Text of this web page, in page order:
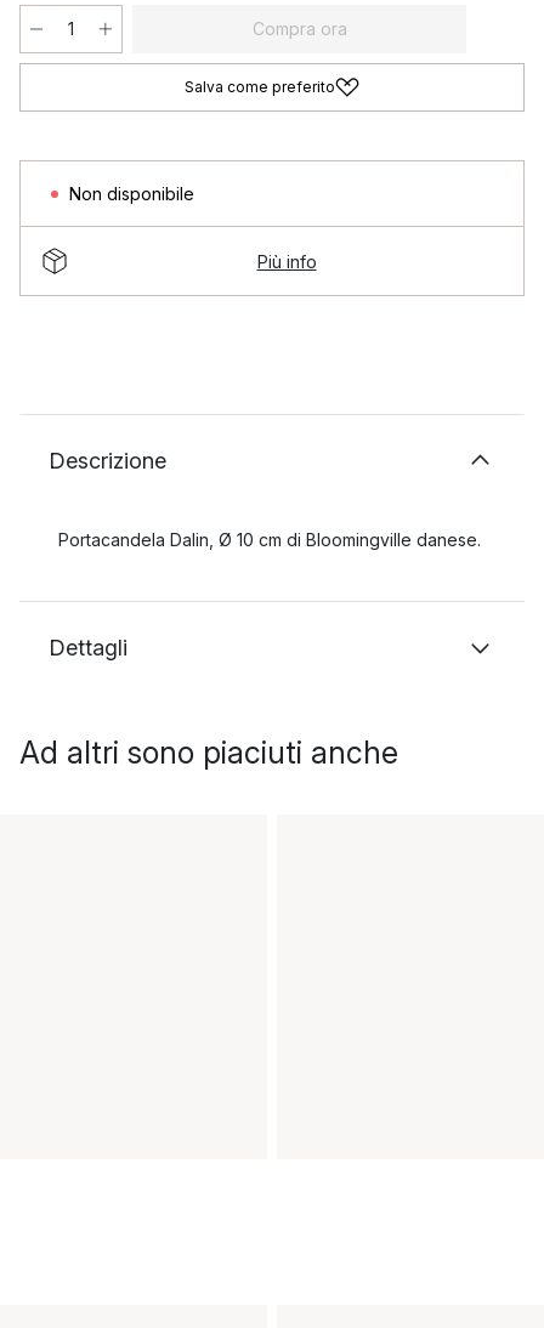
Compra ora
Salva come preferito
Non disponibile
Più info
Descrizione
Portacandela Dalin, Ø 10 cm di Bloomingville danese.
Dettagli
Ad altri sono piaciuti anche